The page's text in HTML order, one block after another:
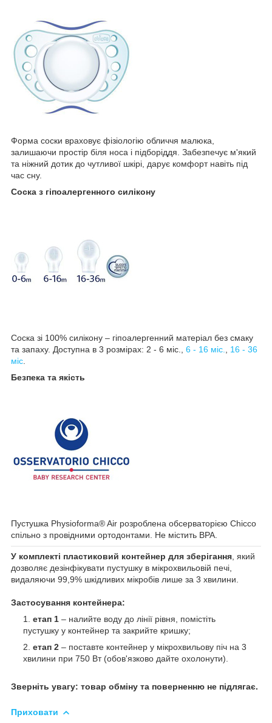
Форма соски враховує фізіологію обличчя малюка,
залишаючи простір біля носа і підборіддя. Забезпечує м'який
та ніжний дотик до чутливої шкірі, дарує комфорт навіть під
час сну.
Соска з гіпоалергенного силікону
Соска зі 100% силікону – гіпоалергенний матеріал без смаку
та запаху. Доступна в 3 розмірах: 2 - 6 міс., 6 - 16 міс.
16 - 36
міс
Безпека та якість
Пустушка Physioforma® Air розроблена обсерваторією Chicco
спільно з провідними ортодонтами. Не містить BPA.
У комплекті пластиковий контейнер для зберігання , який
дозволяє дезінфікувати пустушку в мікрохвильовій печі,
видаляючи 99,9% шкідливих мікробів лише за 3 хвилини.
Застосування контейнера:
етап 1 – налийте воду до лінії рівня, помістіть
пустушку у контейнер та закрийте кришку;
етап 2 – поставте контейнер у мікрохвильову піч на 3
хвилини при 750 Вт (обов'язково дайте охолонути).
Зверніть увагу: товар обміну та поверненню не підлягає.
Приховати